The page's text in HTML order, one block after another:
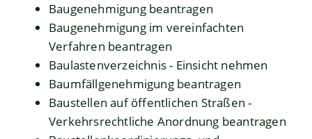
Baugenehmigung beantragen
Baugenehmigung im vereinfachten
Verfahren beantragen
Baulastenverzeichnis - Einsicht nehmen
Baumfällgenehmigung beantragen
Baustellen auf öffentlichen Straßen -
Verkehrsrechtliche Anordnung beantragen